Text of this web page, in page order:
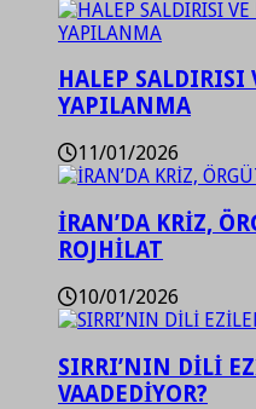
HALEP SALDIRISI
YAPILANMA
11/01/2026
İRAN’DA KRİZ,
ROJHİLAT
10/01/2026
SIRRI’NIN DİLİ
VAADEDİYOR?